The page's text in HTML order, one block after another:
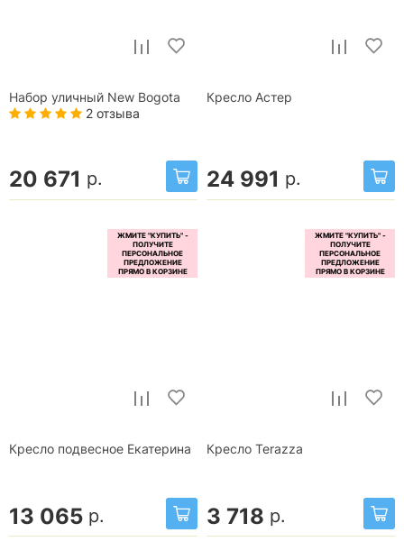
Набор уличный New Bogota
2 отзыва
20 671 р.
Кресло Астер
24 991 р.
Кресло подвесное Екатерина
13 065 р.
Кресло Terazza
3 718 р.